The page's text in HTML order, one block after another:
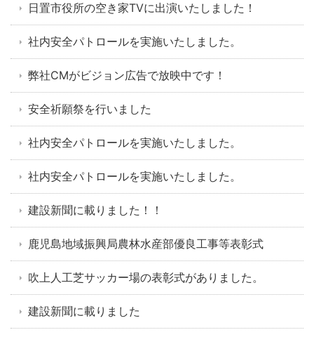
日置市役所の空き家TVに出演いたしました！
社内安全パトロールを実施いたしました。
弊社CMがビジョン広告で放映中です！
安全祈願祭を行いました
社内安全パトロールを実施いたしました。
社内安全パトロールを実施いたしました。
建設新聞に載りました！！
鹿児島地域振興局農林水産部優良工事等表彰式
吹上人工芝サッカー場の表彰式がありました。
建設新聞に載りました